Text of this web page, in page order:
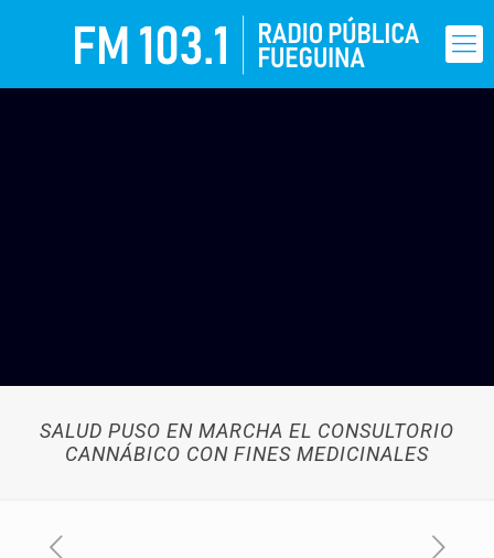
SALUD PUSO EN MARCHA EL CONSULTORIO
CANNÁBICO CON FINES MEDICINALES